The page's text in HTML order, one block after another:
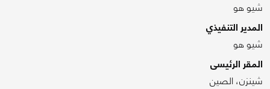
شيو هو
المدير التنفيذي
شيو هو
المقر الرئيسى
شينزن، الصين